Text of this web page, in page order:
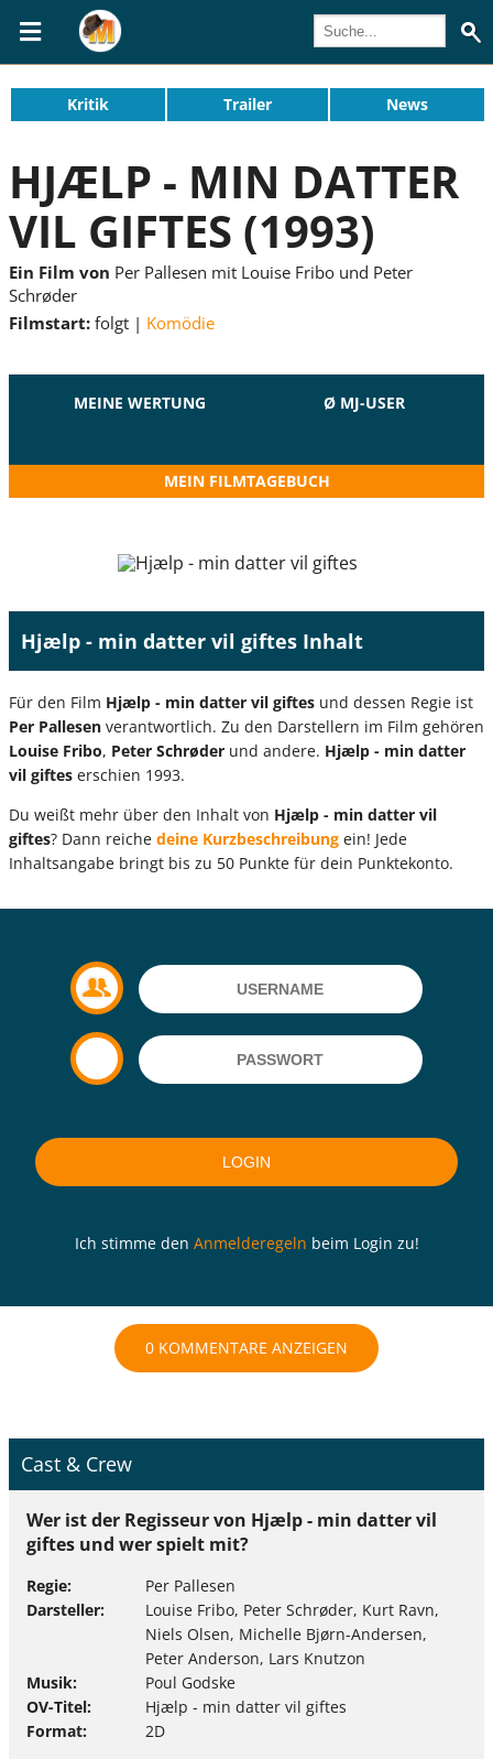
Kritik Trailer News
HJÆLP - MIN DATTER
VIL GIFTES (1993)
Ein Film von Per Pallesen mit Louise Fribo und Peter
Schrøder
Filmstart: folgt Komödie
MEINE WERTUNG Ø MJ-USER
MEIN FILMTAGEBUCH
Hjælp - min datter vil giftes Inhalt
Für den Film Hjælp - min datter vil giftes und dessen Regie ist
Per Pallesen verantwortlich. Zu den Darstellern im Film gehören
Louise Fribo, Peter Schrøder und andere. Hjælp - min datter
vil giftes erschien 1993.
Du weißt mehr über den Inhalt von Hjælp - min datter vil
giftes? Dann reiche deine Kurzbeschreibung ein! Jede
Inhaltsangabe bringt bis zu 50 Punkte für dein Punktekonto.
Ich stimme den Anmelderegeln beim Login zu!
0 KOMMENTARE ANZEIGEN
Cast & Crew
Wer ist der Regisseur von Hjælp - min datter vil
giftes und wer spielt mit?
Regie
Per Pallesen
Darsteller
Louise Fribo, Peter Schrøder, Kurt Ravn,
Niels Olsen, Michelle Bjørn-Andersen,
Peter Anderson, Lars Knutzon
Musik
Poul Godske
OV-Titel
Hjælp - min datter vil giftes
Format
2D